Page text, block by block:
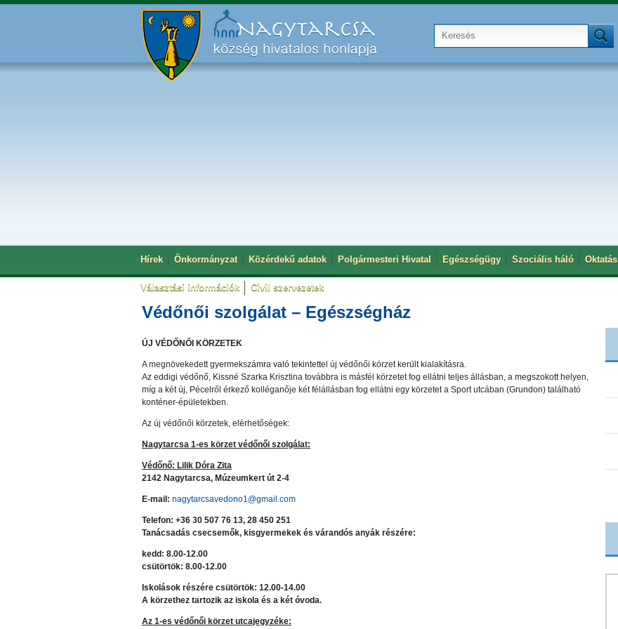
Hírek Önkormányzat Közérdekű adatok Polgármesteri Hivatal Egészségügy Szociális háló Oktatás
Választási információk Civil szervezetek
Védőnői szolgálat – Egészségház
ÚJ VÉDŐNŐI KÖRZETEK
A megnövekedett gyermekszámra való tekintettel új védőnői körzet került kialakításra.
Az eddigi védőnő, Kissné Szarka Krisztina továbbra is másfél körzetet fog ellátni teljes állásban, a megszokott helyen,
míg a két új, Pécelről érkező kolléganője két félállásban fog ellátni egy körzetet a Sport utcában (Grundon) található
konténer-épületekben.
Az új védőnői körzetek, elérhetőségek:
Nagytarcsa 1-es körzet védőnői szolgálat:
Védőnő: Lilik Dóra Zita
2142 Nagytarcsa, Múzeumkert út 2-4
E-mail: nagytarcsavedono1@gmail.com
Telefon: +36 30 507 76 13, 28 450 251
Tanácsadás csecsemők, kisgyermekek és várandós anyák részére:
kedd: 8.00-12.00
csütörtök: 8.00-12.00
Iskolások részére csütörtök: 12.00-14.00
A körzethez tartozik az iskola és a két óvoda.
Az 1-es védőnői körzet utcajegyzéke: